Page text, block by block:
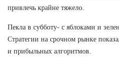
привлечь крайне тяжело.
Пекла в субботу- с яблоками и
Стратегии на срочном рынке
и прибыльных алгоритмов.